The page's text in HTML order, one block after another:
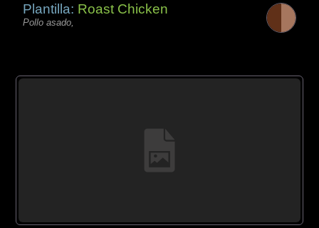
Plantilla: Roast Chicken
Pollo asado,